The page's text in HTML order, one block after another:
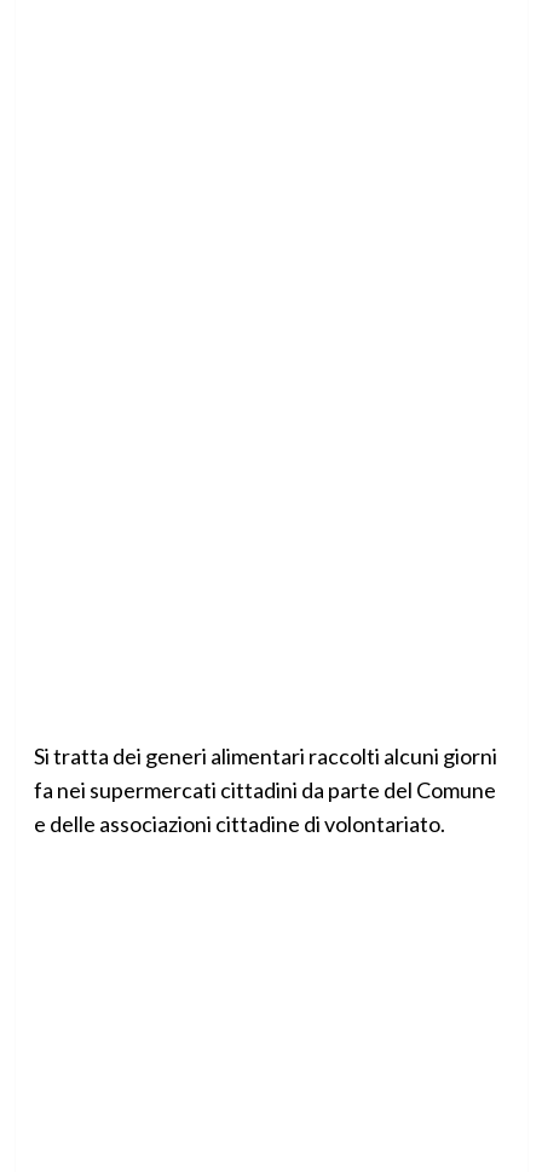
Si tratta dei generi alimentari raccolti alcuni giorni
fa nei supermercati cittadini da parte del Comune
e delle associazioni cittadine di volontariato.